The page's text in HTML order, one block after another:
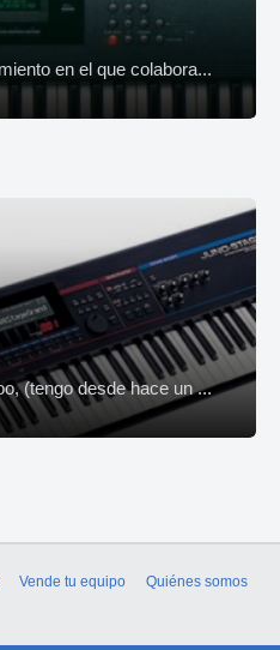
en el que colabora...
(tengo desde hace un ...
Vende tu equipo
Quiénes somos